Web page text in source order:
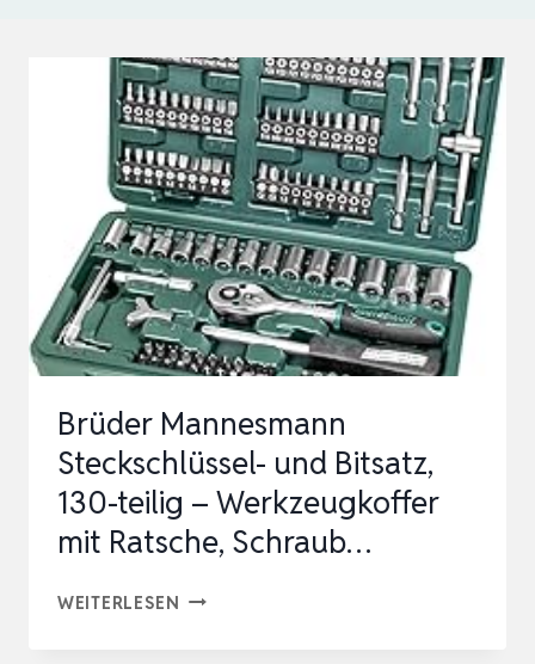
Brüder Mannesmann
Steckschlüssel- und Bitsatz,
130-teilig – Werkzeugkoffer
mit Ratsche, Schraub…
WEITERLESEN BRÜDER